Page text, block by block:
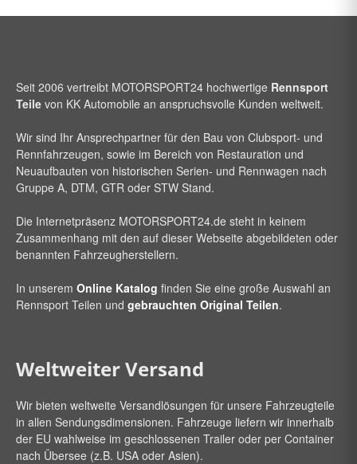
Seit 2006 vertreibt MOTORSPORT24 hochwertige Rennsport
Teile von KK Automobile an anspruchsvolle Kunden weltweit.
Wir sind Ihr Ansprechpartner für den Bau von Clubsport- und
Rennfahrzeugen, sowie im Bereich von Restauration und
Neuaufbauten von historischen Serien- und Rennwagen nach
Gruppe A, DTM, GTR oder STW Stand.
Die Internetpräsenz MOTORSPORT24.de steht in keinem
Zusammenhang mit den auf dieser Webseite abgebildeten oder
benannten Fahrzeugherstellern.
In unserem Online Katalog finden Sie eine große Auswahl an
Rennsport Teilen und gebrauchten Original Teilen.
Weltweiter Versand
Wir bieten weltweite Versandlösungen für unsere Fahrzeugteile
in allen Sendungsdimensionen. Fahrzeuge liefern wir innerhalb
der EU wahlweise im geschlossenen Trailer oder per Container
nach Übersee (z.B. USA oder Asien).